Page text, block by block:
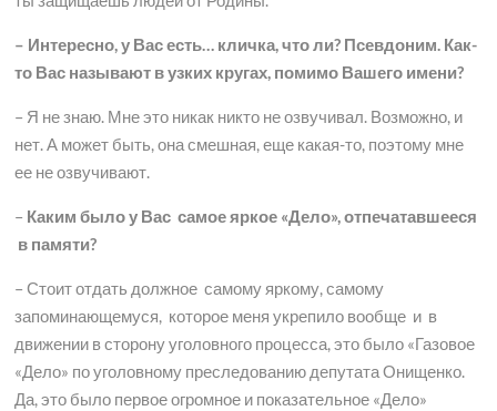
– Интересно, у Вас есть… кличка, что ли? Псевдоним. Как-
то Вас называют в узких кругах, помимо Вашего имени?
– Я не знаю. Мне это никак никто не озвучивал. Возможно, и
нет. А может быть, она смешная, еще какая-то, поэтому мне
ее не озвучивают.
– Каким было у Вас самое яркое «Дело», отпечатавшееся
в памяти?
– Стоит отдать должное самому яркому, самому
запоминающемуся, которое меня укрепило вообще и в
движении в сторону уголовного процесса, это было «Газовое
«Дело» по уголовному преследованию депутата Онищенко.
Да, это было первое огромное и показательное «Дело»